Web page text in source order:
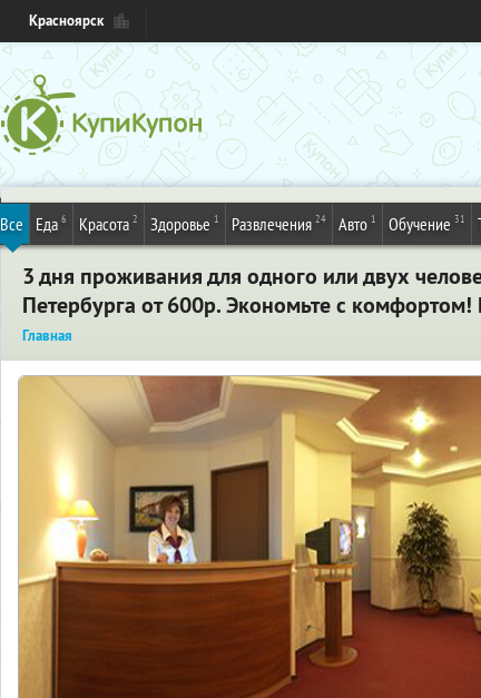
Красноярск
Все Еда 6 Красота 2 Здоровье 1 Развлечения 24 Авто 1 Обучение 31
3 дня проживания для одного или двух
Петербурга от 600р. Экономьте с комфортом!
Главная